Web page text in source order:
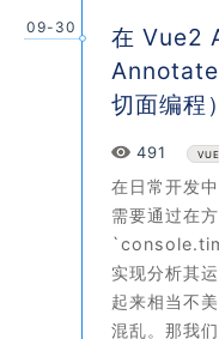
09-30
在 Vue2
Annotate
切面编程）
491 Views
在日常开发
需要通过在
实现分析其
起来相当不
混乱。那我